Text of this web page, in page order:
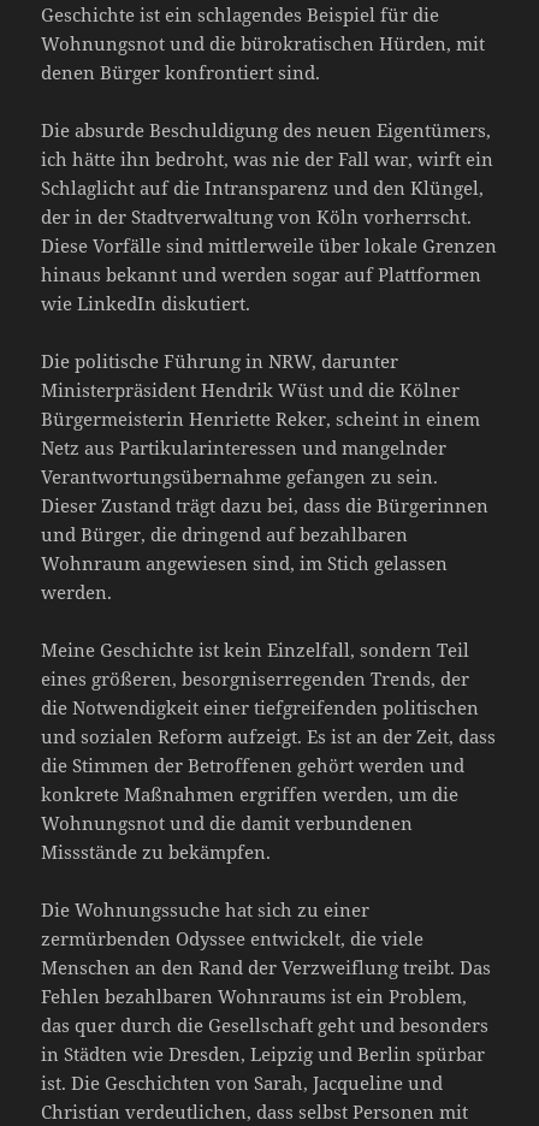
Geschichte ist ein schlagendes Beispiel für die
Wohnungsnot und die bürokratischen Hürden, mit
denen Bürger konfrontiert sind.
Die absurde Beschuldigung des neuen Eigentümers,
ich hätte ihn bedroht, was nie der Fall war, wirft ein
Schlaglicht auf die Intransparenz und den Klüngel,
der in der Stadtverwaltung von Köln vorherrscht.
Diese Vorfälle sind mittlerweile über lokale Grenzen
hinaus bekannt und werden sogar auf Plattformen
wie LinkedIn diskutiert.
Die politische Führung in NRW, darunter
Ministerpräsident Hendrik Wüst und die Kölner
Bürgermeisterin Henriette Reker, scheint in einem
Netz aus Partikularinteressen und mangelnder
Verantwortungsübernahme gefangen zu sein.
Dieser Zustand trägt dazu bei, dass die Bürgerinnen
und Bürger, die dringend auf bezahlbaren
Wohnraum angewiesen sind, im Stich gelassen
werden.
Meine Geschichte ist kein Einzelfall, sondern Teil
eines größeren, besorgniserregenden Trends, der
die Notwendigkeit einer tiefgreifenden politischen
und sozialen Reform aufzeigt. Es ist an der Zeit, dass
die Stimmen der Betroffenen gehört werden und
konkrete Maßnahmen ergriffen werden, um die
Wohnungsnot und die damit verbundenen
Missstände zu bekämpfen.
Die Wohnungssuche hat sich zu einer
zermürbenden Odyssee entwickelt, die viele
Menschen an den Rand der Verzweiflung treibt. Das
Fehlen bezahlbaren Wohnraums ist ein Problem,
das quer durch die Gesellschaft geht und besonders
in Städten wie Dresden, Leipzig und Berlin spürbar
ist. Die Geschichten von Sarah, Jacqueline und
Christian verdeutlichen, dass selbst Personen mit